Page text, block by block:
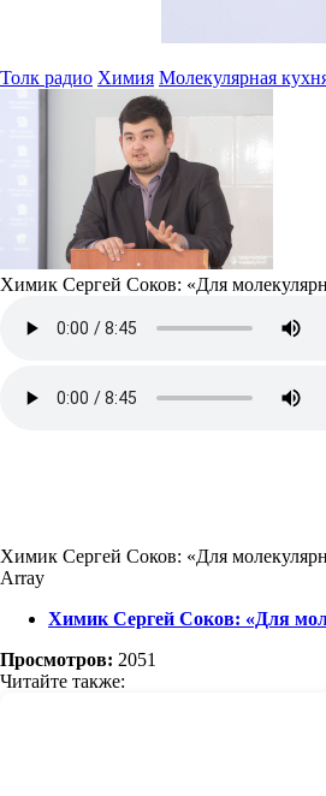
Толк радио Химия Молекулярная
Химик Сергей Соков: «Для
Химик Сергей Соков: «Для
Array
Химик Сергей Соков: «Для
Просмотров: 2051
Читайте также: